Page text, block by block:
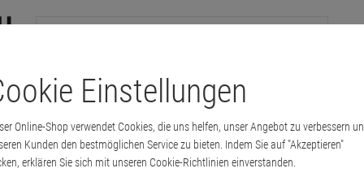
Drucker & Kopierer Kabel Multimedia & HDTV
1920x1200 (feine Kratzer auf dem D…
Einstellungen
Online-Shop verwendet Cookies, die uns helfen, unser Angebot zu verbessern
Kunden den bestmöglichen Service zu bieten. Indem Sie auf "Akzeptieren"
erklären Sie sich mit unseren Cookie-Richtlinien einverstanden.